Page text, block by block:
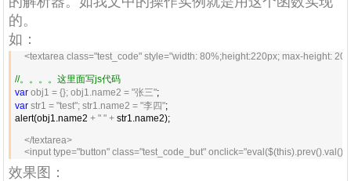
的。
如：
<textarea class="test_code" style="width: 80%;height:220px; max-height:
//。。。。这里面写js代码
var obj1 = {}; obj1.name2 = "张三"
var str1 = "test"; str1.name2 = "李四";
alert(obj1.name2 + " " + str1.name2);
</textarea>
<input type="button" class="test_code_but"
效果图：